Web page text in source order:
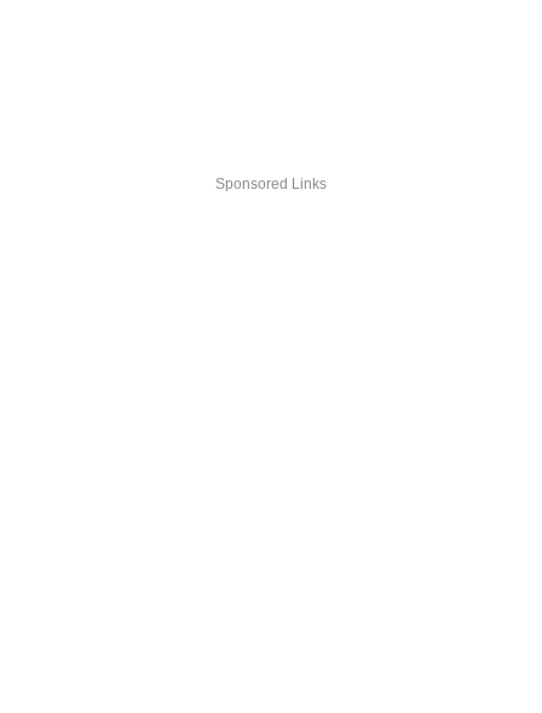
Sponsored Links